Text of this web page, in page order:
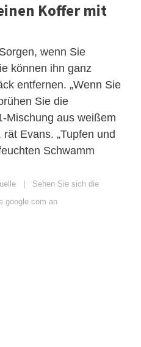
Koffer mit
wenn Sie
können ihn ganz
entfernen. „Wenn Sie
Sie die
Mischung aus weißem
Evans. „Tupfen und
Schwamm
Sehen Sie sich die
an